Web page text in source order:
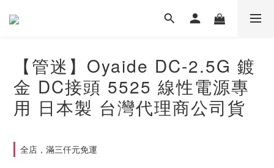
【管迷】Oyaide DC-2.5G 鍍
金 DC接頭 5525 線性電源專
用 日本製 台灣代理商公司貨
全店，滿三仟元免運